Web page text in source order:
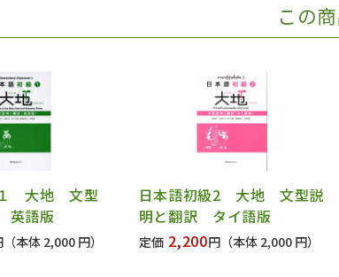
この
１ 大地 文型
英語版
（本体 2,000 円）
日本語初級2 大地 文型説
明と翻訳 タイ語版
定価 2,200円 （本体 2,000 円）